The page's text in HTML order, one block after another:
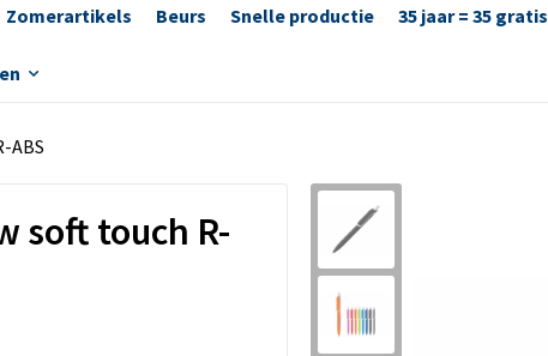
Zomerartikels Beurs Snelle productie 35 jaar = 35 gratis
ABS
soft touch R-